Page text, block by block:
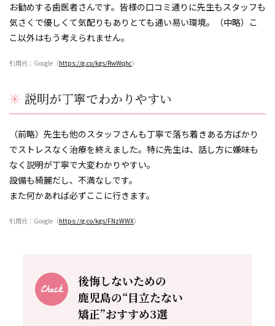
お勧めする歯医者さんです。皆様の口コミ通りに先生もスタッフも
気さくで優しくて気配りもありとても通い易い環境。（中略）こ
こ以外はもう考えられません。
引用元：Google（https://g.co/kgs/RwWqhc）
説明が丁寧でわかりやすい
（前略）先生も他のスタッフさんも丁寧で落ち着きある方ばかり
でストレスなく治療を終えました。特に先生は、話し方に嫌味も
なく説明が丁寧で大変わかりやすい。
設備も綺麗だし、不満なしです。
また何かあれば必ずここに行きます。
引用元：Google（https://g.co/kgs/FNzWWX）
後悔しないための
鹿児島の“目立たない
矯正”おすすめ3選